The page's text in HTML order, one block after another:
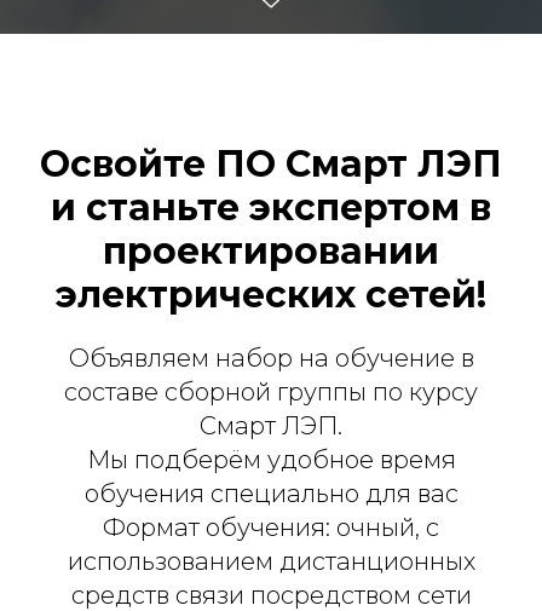
Освойте ПО Смарт ЛЭП
и станьте экспертом в
проектировании
электрических сетей!
Объявляем набор на обучение в
составе сборной группы по курсу
Смарт ЛЭП.
Мы подберём удобное время
обучения специально для вас
Формат обучения: очный, с
использованием дистанционных
средств связи посредством сети